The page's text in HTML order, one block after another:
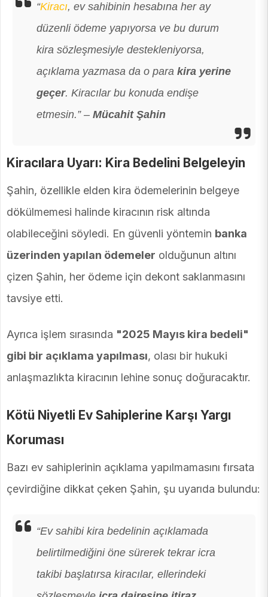
“Kiracı, ev sahibinin hesabına her ay
düzenli ödeme yapıyorsa ve bu durum
kira sözleşmesiyle destekleniyorsa,
açıklama yazmasa da o para kira yerine
geçer. Kiracılar bu konuda endişe
etmesin.” – Mücahit Şahin
Kiracılara Uyarı: Kira Bedelini Belgeleyin
Şahin, özellikle elden kira ödemelerinin belgeye
dökülmemesi halinde kiracının risk altında
olabileceğini söyledi. En güvenli yöntemin banka
üzerinden yapılan ödemeler olduğunun altını
çizen Şahin, her ödeme için dekont saklanmasını
tavsiye etti.
Ayrıca işlem sırasında "2025 Mayıs kira bedeli"
gibi bir açıklama yapılması, olası bir hukuki
anlaşmazlıkta kiracının lehine sonuç doğuracaktır.
Kötü Niyetli Ev Sahiplerine Karşı Yargı
Koruması
Bazı ev sahiplerinin açıklama yapılmamasını fırsata
çevirdiğine dikkat çeken Şahin, şu uyarıda bulundu:
“Ev sahibi kira bedelinin açıklamada
belirtilmediğini öne sürerek tekrar icra
takibi başlatırsa kiracılar, ellerindeki